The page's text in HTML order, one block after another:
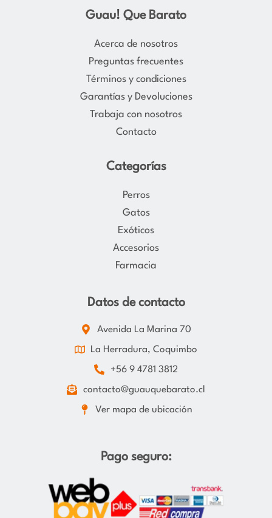
s
t
a
r
a
m
c
e
b
o
k
Guau! Que Barato
Acerca de nosotros
Preguntas frecuentes
Términos y condiciones
Garantías y Devoluciones
Trabaja con nosotros
Contacto
Categorías
Perros
Gatos
Exóticos
Accesorios
Farmacia
Datos de contacto
Avenida La Marina 70
La Herradura, Coquimbo
+56 9 4781 3812
contacto@guauquebarato.cl
Ver mapa de ubicación
Pago seguro: